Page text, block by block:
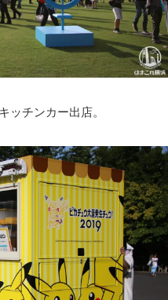
ッチンカー出店。